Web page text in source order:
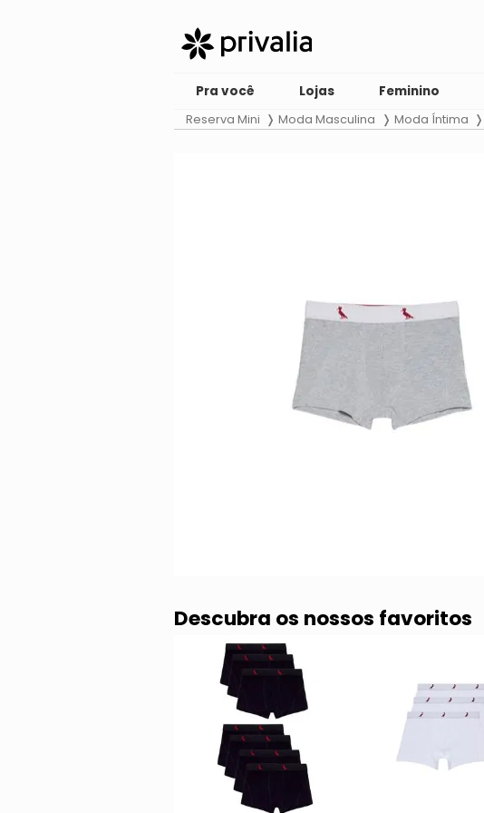
Pra você Lojas Feminino
Reserva Mini Moda Masculina Moda Íntima
Descubra os nossos favoritos